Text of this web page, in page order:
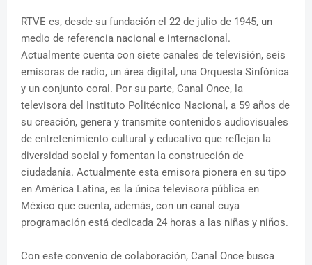
RTVE es, desde su fundación el 22 de julio de 1945, un
medio de referencia nacional e internacional.
Actualmente cuenta con siete canales de televisión, seis
emisoras de radio, un área digital, una Orquesta Sinfónica
y un conjunto coral. Por su parte, Canal Once, la
televisora del Instituto Politécnico Nacional, a 59 años de
su creación, genera y transmite contenidos audiovisuales
de entretenimiento cultural y educativo que reflejan la
diversidad social y fomentan la construcción de
ciudadanía. Actualmente esta emisora pionera en su tipo
en América Latina, es la única televisora pública en
México que cuenta, además, con un canal cuya
programación está dedicada 24 horas a las niñas y niños.
Con este convenio de colaboración, Canal Once busca